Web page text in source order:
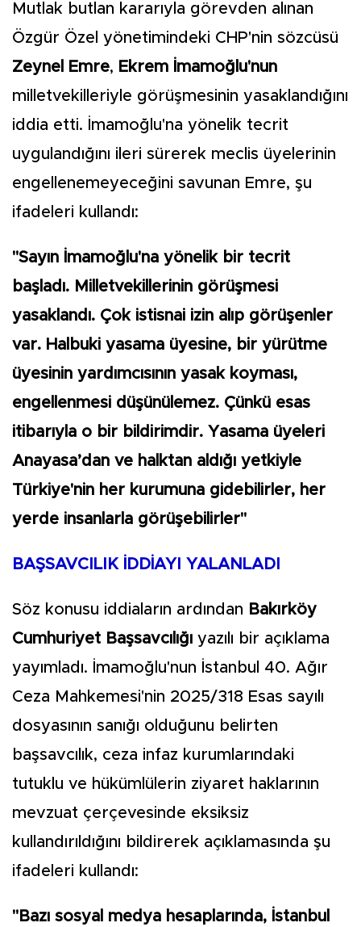
Mutlak butlan kararıyla görevden alınan
Özgür Özel yönetimindeki CHP'nin sözcüsü
Zeynel Emre, Ekrem İmamoğlu'nun
milletvekilleriyle görüşmesinin yasaklandığını
iddia etti. İmamoğlu'na yönelik tecrit
uygulandığını ileri sürerek meclis üyelerinin
engellenemeyeceğini savunan Emre, şu
ifadeleri kullandı:
"Sayın İmamoğlu'na yönelik bir tecrit
başladı. Milletvekillerinin görüşmesi
yasaklandı. Çok istisnai izin alıp görüşenler
var. Halbuki yasama üyesine, bir yürütme
üyesinin yardımcısının yasak koyması,
engellenmesi düşünülemez. Çünkü esas
itibarıyla o bir bildirimdir. Yasama üyeleri
Anayasa’dan ve halktan aldığı yetkiyle
Türkiye'nin her kurumuna gidebilirler, her
yerde insanlarla görüşebilirler"
BAŞSAVCILIK İDDİAYI YALANLADI
Söz konusu iddiaların ardından Bakırköy
Cumhuriyet Başsavcılığı yazılı bir açıklama
yayımladı. İmamoğlu'nun İstanbul 40. Ağır
Ceza Mahkemesi'nin 2025/318 Esas sayılı
dosyasının sanığı olduğunu belirten
başsavcılık, ceza infaz kurumlarındaki
tutuklu ve hükümlülerin ziyaret haklarının
mevzuat çerçevesinde eksiksiz
kullandırıldığını bildirerek açıklamasında şu
ifadeleri kullandı:
"Bazı sosyal medya hesaplarında, İstanbul